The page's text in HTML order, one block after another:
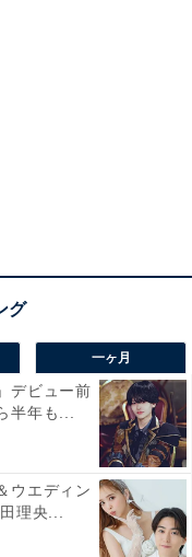
一ヶ月
デビュー前
半年も...
ウエディン
理央...